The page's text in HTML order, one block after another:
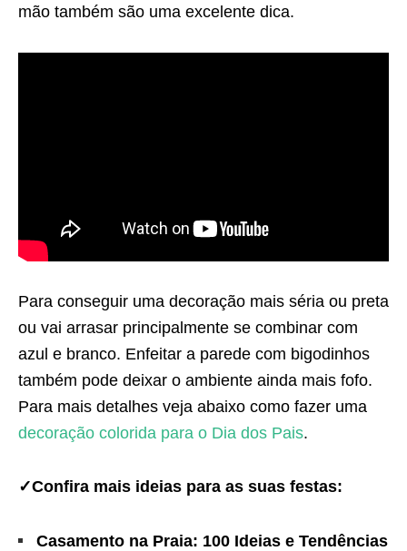
mão também são uma excelente dica.
Para conseguir uma decoração mais séria ou preta
ou vai arrasar principalmente se combinar com
azul e branco. Enfeitar a parede com bigodinhos
também pode deixar o ambiente ainda mais fofo.
Para mais detalhes veja abaixo como fazer uma
decoração colorida para o Dia dos Pais.
✓Confira mais ideias para as suas festas:
Casamento na Praia: 100 Ideias e Tendências